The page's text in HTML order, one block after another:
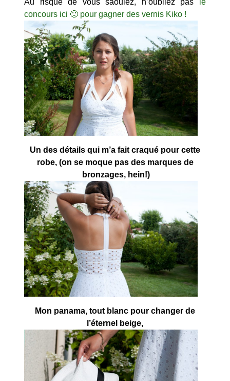
concours ici 🙂 pour gagner des vernis Kiko !
Un des détails qui m’a fait craqué pour cette
robe, (on se moque pas des marques de
bronzages, hein!)
Mon panama, tout blanc pour changer de
l’éternel beige,